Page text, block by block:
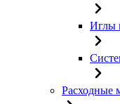
Иглы
Расходные